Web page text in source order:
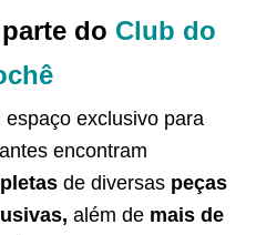
do Club do
espaço exclusivo para
encontram
de diversas peças
além de mais de